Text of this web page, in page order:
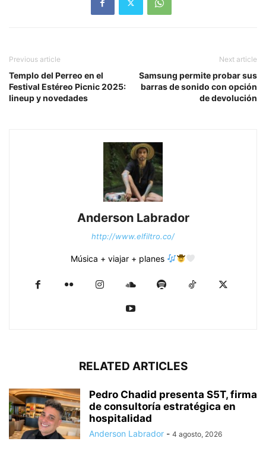
Previous article
Templo del Perreo en el
Festival Estéreo Picnic 2025:
lineup y novedades
Next article
Samsung permite probar sus
barras de sonido con opción
de devolución
Anderson Labrador
http://www.elfiltro.co/
Música + viajar + planes
RELATED ARTICLES
Pedro Chadid presenta S5T, firma
de consultoría estratégica en
hospitalidad
Anderson Labrador - 4 agosto, 2026